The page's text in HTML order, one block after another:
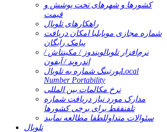
کشورها و شهرهای تحت پوشش و
قیمت
راهکارهای تلوبال
شماره مجازی موبایلبا امکان دریافت
پیامک رایگان
نرم‌افزار تلوبالویندوز / مکینتاش /
اندروید / آیفون
پورتینگ شماره به تلوبالLocal
Number Portability
نرخ مکالمات بین المللی
مدارک مورد نیاز دریافت شماره
تلفنفقط برای برخی کشورها
سئوالات متداوللطفا مطالعه نمایید
تلوبال